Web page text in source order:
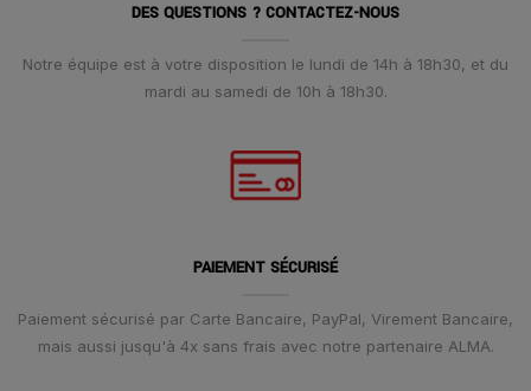
DES QUESTIONS ? CONTACTEZ-NOUS
Notre équipe est à votre disposition le lundi de 14h à 18h30, et du
mardi au samedi de 10h à 18h30.
PAIEMENT SÉCURISÉ
Paiement sécurisé par Carte Bancaire, PayPal, Virement Bancaire,
mais aussi jusqu'à 4x sans frais avec notre partenaire ALMA.